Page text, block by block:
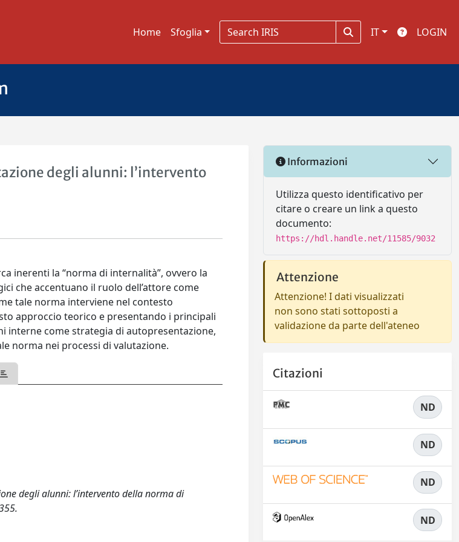
Home Sfoglia IT LOGIN
degli alunni: l’intervento
inerenti la “norma di internalità”, ovvero la
che accentuano il ruolo dell’attore come
tale norma interviene nel contesto
approccio teorico e presentando i principali
interne come strategia di autopresentazione,
norma nei processi di valutazione.
degli alunni: l’intervento della norma di
Informazioni
Utilizza questo identificativo per
citare o creare un link a questo
documento:
https://hdl.handle.net/11585/9032
Attenzione
Attenzione! I dati visualizzati
non sono stati sottoposti a
validazione da parte dell'ateneo
Citazioni
ND
ND
ND
ND